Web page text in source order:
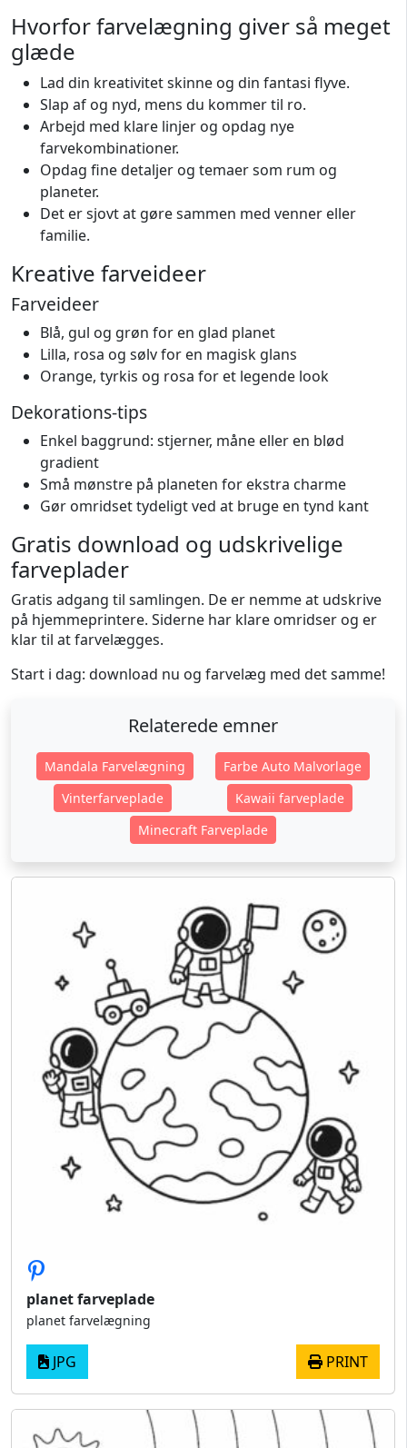
Hvorfor farvelægning giver så meget
glæde
Lad din kreativitet skinne og din fantasi flyve.
Slap af og nyd, mens du kommer til ro.
Arbejd med klare linjer og opdag nye
farvekombinationer.
Opdag fine detaljer og temaer som rum og
planeter.
Det er sjovt at gøre sammen med venner eller
familie.
Kreative farveideer
Farveideer
Blå, gul og grøn for en glad planet
Lilla, rosa og sølv for en magisk glans
Orange, tyrkis og rosa for et legende look
Dekorations-tips
Enkel baggrund: stjerner, måne eller en blød
gradient
Små mønstre på planeten for ekstra charme
Gør omridset tydeligt ved at bruge en tynd kant
Gratis download og udskrivelige
farveplader
Gratis adgang til samlingen. De er nemme at udskrive
på hjemmeprintere. Siderne har klare omridser og er
klar til at farvelægges.
Start i dag: download nu og farvelæg med det samme!
Relaterede emner
Mandala Farvelægning
Farbe Auto Malvorlage
Vinterfarveplade
Kawaii farveplade
Minecraft Farveplade
planet farveplade
planet farvelægning
JPG PRINT